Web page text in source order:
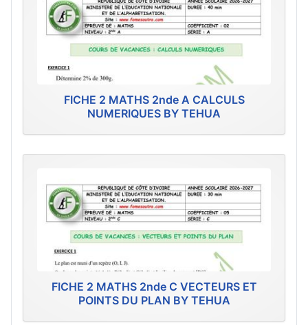
FICHE 2 MATHS 2nde A CALCULS
NUMERIQUES BY TEHUA
FICHE 2 MATHS 2nde C VECTEURS ET
POINTS DU PLAN BY TEHUA